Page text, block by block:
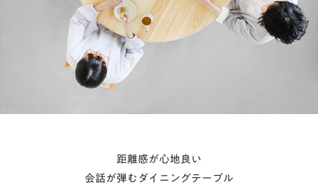
距離感が心地良い
会話が弾むダイニングテーブル